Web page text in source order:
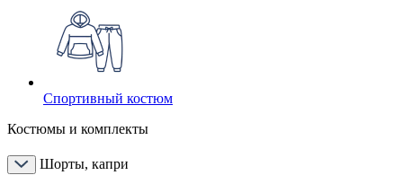
Спортивный костюм
Костюмы и комплекты
Шорты, капри